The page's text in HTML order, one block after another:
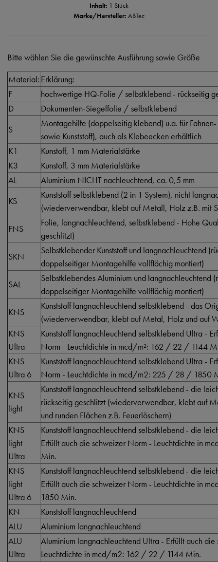
Inhalt: 1 Stück
Marke/Hersteller: ABTec
Bitte wählen Sie die gewünschte Ausführung sowie Größe
Material: Erklärung:
F
hochwertige HQ-Folie / selbstklebend - rückseitig
D
Dokumenten-Siegelfolie / selbstklebend
S
Montagehilfe (doppelseitig klebend) u.a. für
sowie Kunststoff), auch als Klebeecken erhältlich
K1
Kunstoff, 1 mm Materialstärke
K3
Kunstoff, 3 mm Materialstärke
AL
Aluminium NICHT nachleuchtend, ca. 0,5 mm
KS
Kunststoff selbstklebend (2 in 1 System), nicht
(wiederverwendbar, klebt auf Metall, Holz z.B. mit
FNS
Folie, langnachleuchtend, selbstklebend - Hohe
geschlitzt)
SKN
Selbstklebender Kunststoff und langnachleuchtend
doppelseitiger Montagehilfe vollflächig montiert)
SAL
Selbstklebendes Aluminium und langnachleuchtend
doppelseitiger Montagehilfe vollflächig montiert)
KNS
Kunststoff langnachleuchtend selbstklebend - das
(wiederverwendbar, klebt auf Metal, Holz und auf
KNS
Ultra
Kunststoff langnachleuchtend selbstklebend Ultra -
Norm - Leuchtdichte in mcd/m²: 162 / 22 / 1144
KNS
Ultra 6
Kunststoff langnachleuchtend selbstklebend Ultra -
Norm - Leuchtdichte in mcd/m2: 225 / 28 / 1850
KNS
light
Kunststoff langnachleuchtend selbstklebend - die
rückseitig geschlitzt (wiederverwendbar, klebt auf
und runden Flächen z.B. Feuerlöschern)
KNS
light
Ultra
Kunststoff langnachleuchtend selbstklebend - die
Erfüllt auch die schweizer Norm - Leuchtdichte in
Min.
KNS
light
Ultra 6
Kunststoff langnachleuchtend selbstklebend - die
Erfüllt auch die schweizer Norm - Leuchtdichte in
1850 Min.
KN
Kunststoff langnachleuchtend
ALU
Aluminium langnachleuchtend
ALU
Ultra
Aluminium langnachleuchtend Ultra - Erfüllt auch
Leuchtdichte in mcd/m2: 162 / 22 / 1144 Min.